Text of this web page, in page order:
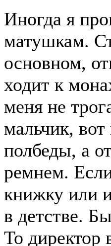
Иногда я
матушкам.
основном,
ходит к
меня не
мальчик,
полбеды, а
ремнем.
книжку или
в детстве.
То директор